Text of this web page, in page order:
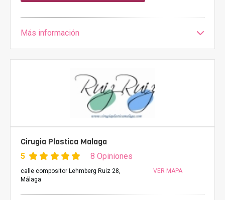
Más información
Cirugia Plastica Malaga
5 8 Opiniones
calle compositor Lehmberg Ruiz 28,
Málaga
VER MAPA